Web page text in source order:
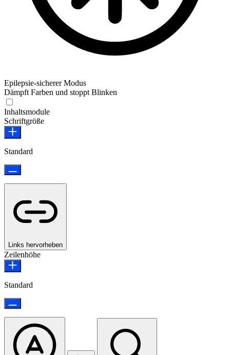
Epilepsie-sicherer Modus
Dämpft Farben und stoppt Blinken
Inhaltsmodule
Schriftgröße
Standard
Links hervorheben
Zeilenhöhe
Standard